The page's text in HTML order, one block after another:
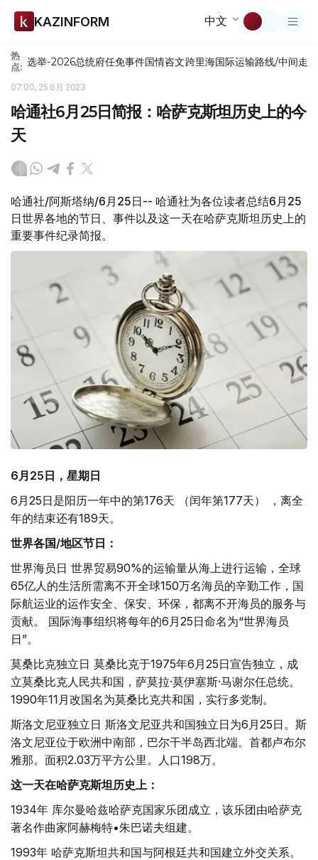
KAZINFORM 中文
热
点: 选举-2026总统府任免事件国情咨文跨里海国际运输路线/中间走廊
07:00, 25 6月 2023
哈通社6月25日简报：哈萨克斯坦历史上的今
天
哈通社/阿斯塔纳/6月25日-- 哈通社为各位读者总结6月25
日世界各地的节日、事件以及这一天在哈萨克斯坦历史上的
重要事件纪录简报。
6月25日，星期日
6月25日是阳历一年中的第176天 （闰年第177天） ，离全
年的结束还有189天。
世界各国/地区节日：
世界海员日 世界贸易90%的运输量从海上进行运输，全球
65亿人的生活所需离不开全球150万名海员的辛勤工作，国
际航运业的运作安全、保安、环保，都离不开海员的服务与
贡献。 国际海事组织将每年的6月25日命名为“世界海员
日”。
莫桑比克独立日 莫桑比克于1975年6月25日宣告独立，成
立莫桑比克人民共和国，萨莫拉·莫伊塞斯·马谢尔任总统。
1990年11月改国名为莫桑比克共和国，实行多党制。
斯洛文尼亚独立日 斯洛文尼亚共和国独立日为6月25日。斯
洛文尼亚位于欧洲中南部，巴尔干半岛西北端。首都卢布尔
雅那。面积2.03万平方公里。人口198万。
这一天在哈萨克斯坦历史上：
1934年 库尔曼哈兹哈萨克国家乐团成立，该乐团由哈萨克
著名作曲家阿赫梅特•朱巴诺夫组建。
1993年 哈萨克斯坦共和国与阿根廷共和国建立外交关系。